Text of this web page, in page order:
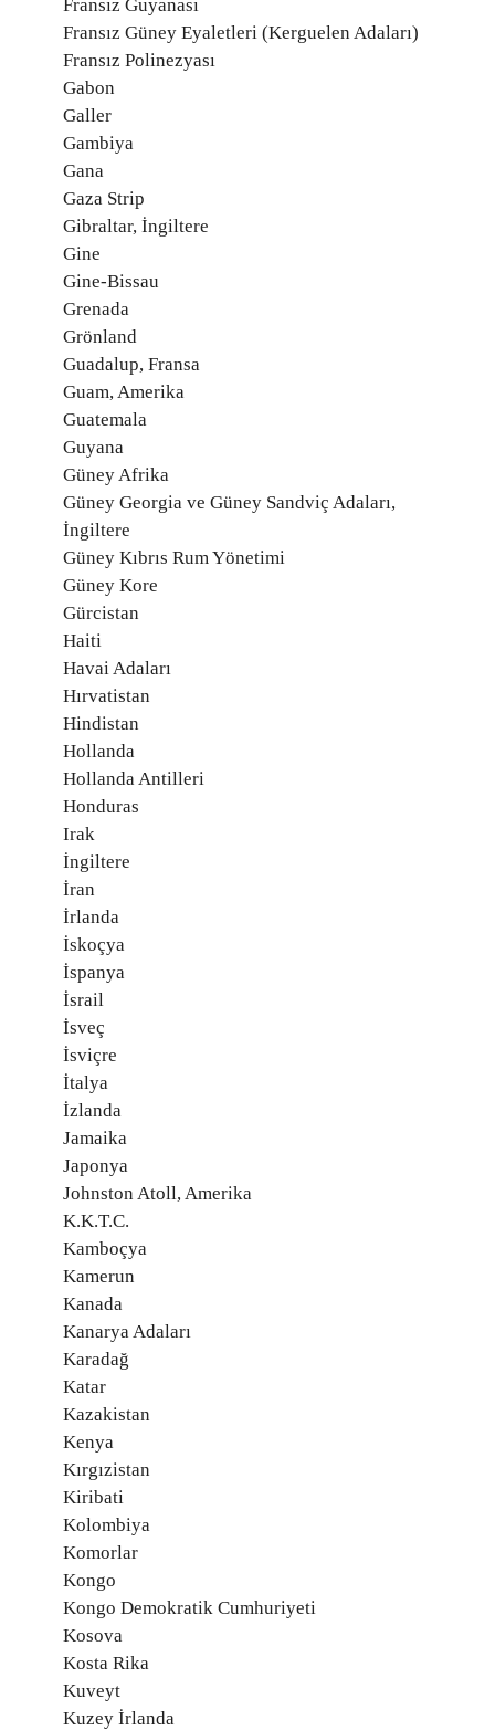
Fransız Guyanası
Fransız Güney Eyaletleri (Kerguelen Adaları)
Fransız Polinezyası
Gabon
Galler
Gambiya
Gana
Gaza Strip
Gibraltar, İngiltere
Gine
Gine-Bissau
Grenada
Grönland
Guadalup, Fransa
Guam, Amerika
Guatemala
Guyana
Güney Afrika
Güney Georgia ve Güney Sandviç Adaları,
İngiltere
Güney Kıbrıs Rum Yönetimi
Güney Kore
Gürcistan
Haiti
Havai Adaları
Hırvatistan
Hindistan
Hollanda
Hollanda Antilleri
Honduras
Irak
İngiltere
İran
İrlanda
İskoçya
İspanya
İsrail
İsveç
İsviçre
İtalya
İzlanda
Jamaika
Japonya
Johnston Atoll, Amerika
K.K.T.C.
Kamboçya
Kamerun
Kanada
Kanarya Adaları
Karadağ
Katar
Kazakistan
Kenya
Kırgızistan
Kiribati
Kolombiya
Komorlar
Kongo
Kongo Demokratik Cumhuriyeti
Kosova
Kosta Rika
Kuveyt
Kuzey İrlanda